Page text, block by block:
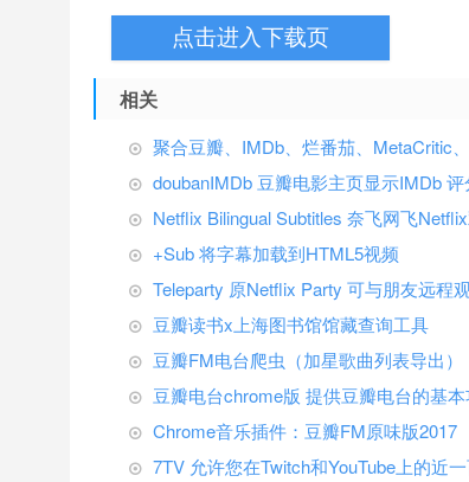
点击进入下载页
相关
聚合豆瓣、IMDb、烂番茄、MetaCritic
doubanIMDb 豆瓣电影主页显示IMDb 评
Netflix Bilingual Subtitles 奈飞网飞
+Sub 将字幕加载到HTML5视频
Teleparty 原Netflix Party 可与朋友远程
豆瓣读书x上海图书馆馆藏查询工具
豆瓣FM电台爬虫（加星歌曲列表导出）
豆瓣电台chrome版 提供豆瓣电台的基
Chrome音乐插件：豆瓣FM原味版2017
7TV 允许您在Twitch和YouTube上的近